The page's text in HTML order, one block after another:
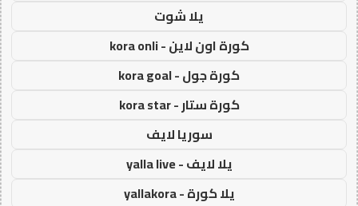
يلا شوت
كورة اون لاين - kora onli
كورة جول - kora goal
كورة ستار - kora star
سوريا لايف
يلا لايف - yalla live
يلا كورة - yallakora